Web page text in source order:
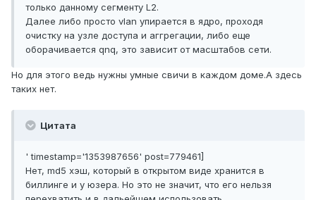
только данному сегменту L2.
Далее либо просто vlan упирается в ядро, проходя
очистку на узле доступа и аггрегации, либо еще
оборачивается qnq, это зависит от масштабов сети.
Но для этого ведь нужны умные свичи в каждом доме.А здесь
таких нет.
Цитата
' timestamp='1353987656' post=779461]
Нет, md5 хэш, который в открытом виде хранится в
биллинге и у юзера. Но это не значит, что его нельзя